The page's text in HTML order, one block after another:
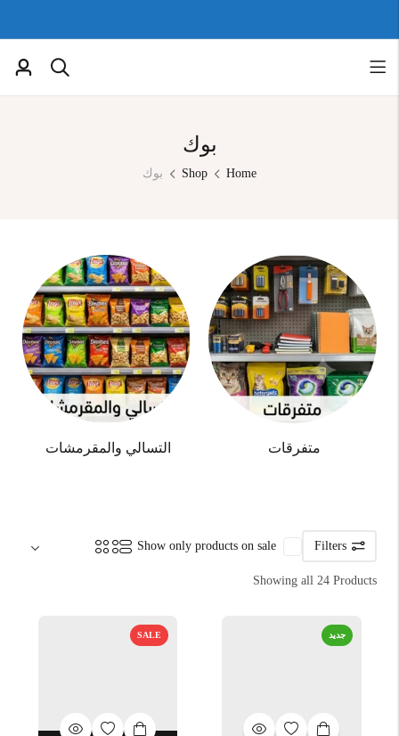
بوك
Home
Shop بوك
متفرقات التسالي والمقرمشات
Filters
Show only products on sale
Showing all 24 Products
جديد SALE